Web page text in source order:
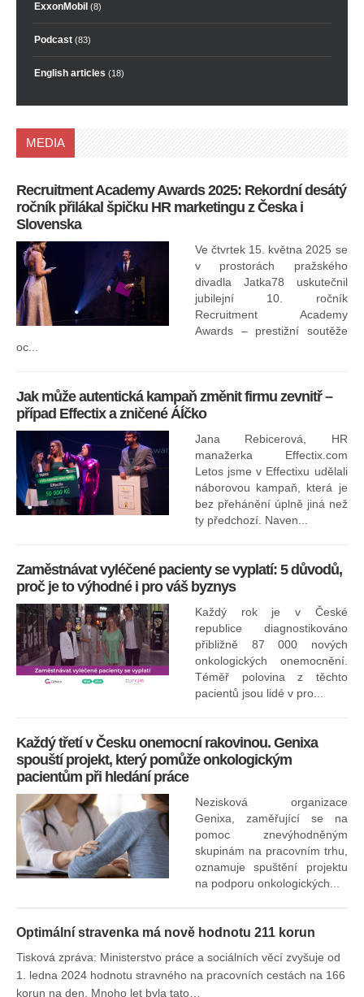
ExxonMobil (8)
Podcast (83)
English articles (18)
MEDIA
Recruitment Academy Awards 2025: Rekordní desátý
ročník přilákal špičku HR marketingu z Česka i
Slovenska
Ve čtvrtek 15. května 2025 se
v prostorách pražského
divadla Jatka78 uskutečnil
jubilejní 10. ročník
Recruitment Academy
Awards – prestižní soutěže
oc...
Jak může autentická kampaň změnit firmu zevnitř –
případ Effectix a zničené ÁÍčko
Jana Rebicerová, HR
manažerka Effectix.com
Letos jsme v Effectixu udělali
náborovou kampaň, která je
bez přehánění úplně jiná než
ty předchozí. Naven...
Zaměstnávat vyléčené pacienty se vyplatí: 5 důvodů,
proč je to výhodné i pro váš byznys
Každý rok je v České
republice diagnostikováno
přibližně 87 000 nových
onkologických onemocnění.
Téměř polovina z těchto
pacientů jsou lidé v pro...
Každý třetí v Česku onemocní rakovinou. Genixa
spouští projekt, který pomůže onkologickým
pacientům při hledání práce
Nezisková organizace
Genixa, zaměřující se na
pomoc znevýhodněným
skupinám na pracovním trhu,
oznamuje spuštění projektu
na podporu onkologických...
Optimální stravenka má nově hodnotu 211 korun
Tisková zpráva: Ministerstvo práce a sociálních věcí zvyšuje od
1. ledna 2024 hodnotu stravného na pracovních cestách na 166
korun na den. Mnoho let byla tato…